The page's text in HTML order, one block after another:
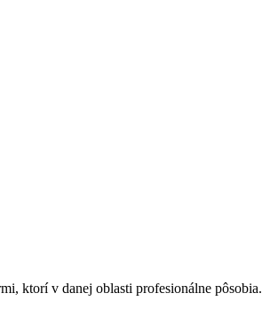
ktorí v danej oblasti profesionálne pôsobia.